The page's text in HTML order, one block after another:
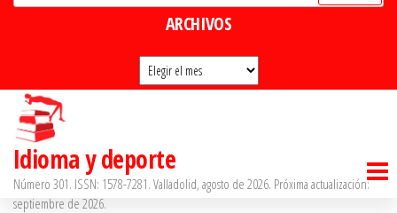
ARCHIVOS
Archivos
Idioma y deporte
Número 301. ISSN: 1578-7281. Valladolid, agosto de 2026. Próxima actualización:
septiembre de 2026.